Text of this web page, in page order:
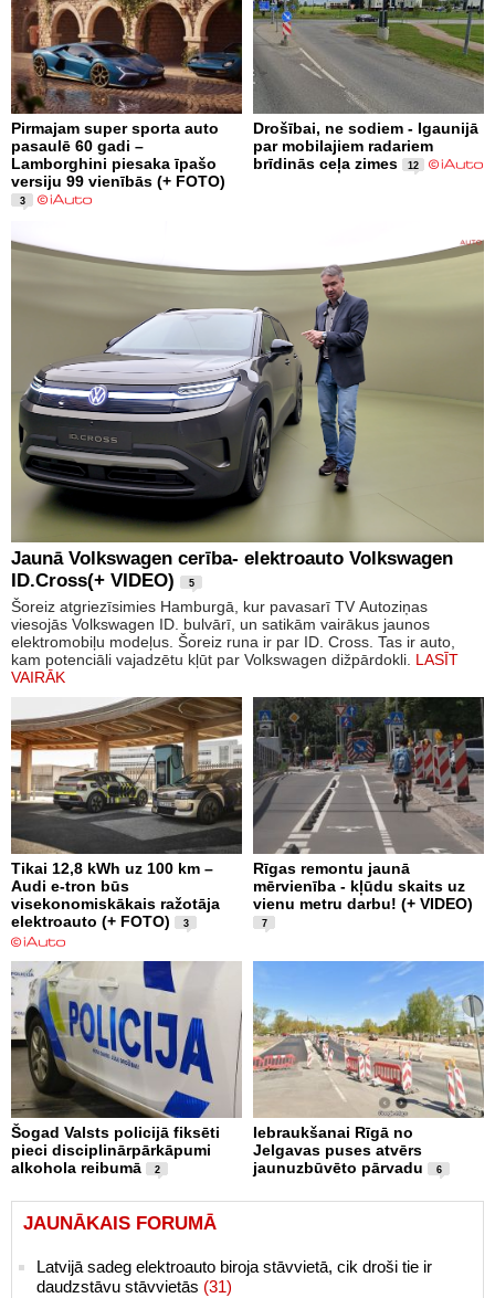
Pirmajam super sporta auto
pasaulē 60 gadi –
Lamborghini piesaka īpašo
versiju 99 vienībās (+ FOTO)
3
Drošībai, ne sodiem - Igaunijā
par mobilajiem radariem
brīdinās ceļa zimes
12
Jaunā Volkswagen cerība- elektroauto Volkswagen
ID.Cross(+ VIDEO)
5
Šoreiz atgriezīsimies Hamburgā, kur pavasarī TV Autoziņas
viesojās Volkswagen ID. bulvārī, un satikām vairākus jaunos
elektromobiļu modeļus. Šoreiz runa ir par ID. Cross. Tas ir auto,
kam potenciāli vajadzētu kļūt par Volkswagen dižpārdokli. LASĪT
VAIRĀK
Tikai 12,8 kWh uz 100 km –
Audi e-tron būs
visekonomiskākais ražotāja
elektroauto (+ FOTO)
3
Rīgas remontu jaunā
mērvienība - kļūdu skaits uz
vienu metru darbu! (+ VIDEO)
7
Šogad Valsts policijā fiksēti
pieci disciplinārpārkāpumi
alkohola reibumā
2
Iebraukšanai Rīgā no
Jelgavas puses atvērs
jaunuzbūvēto pārvadu
6
JAUNĀKAIS FORUMĀ
Latvijā sadeg elektroauto biroja stāvvietā, cik droši tie ir
daudzstāvu stāvvietās (31)